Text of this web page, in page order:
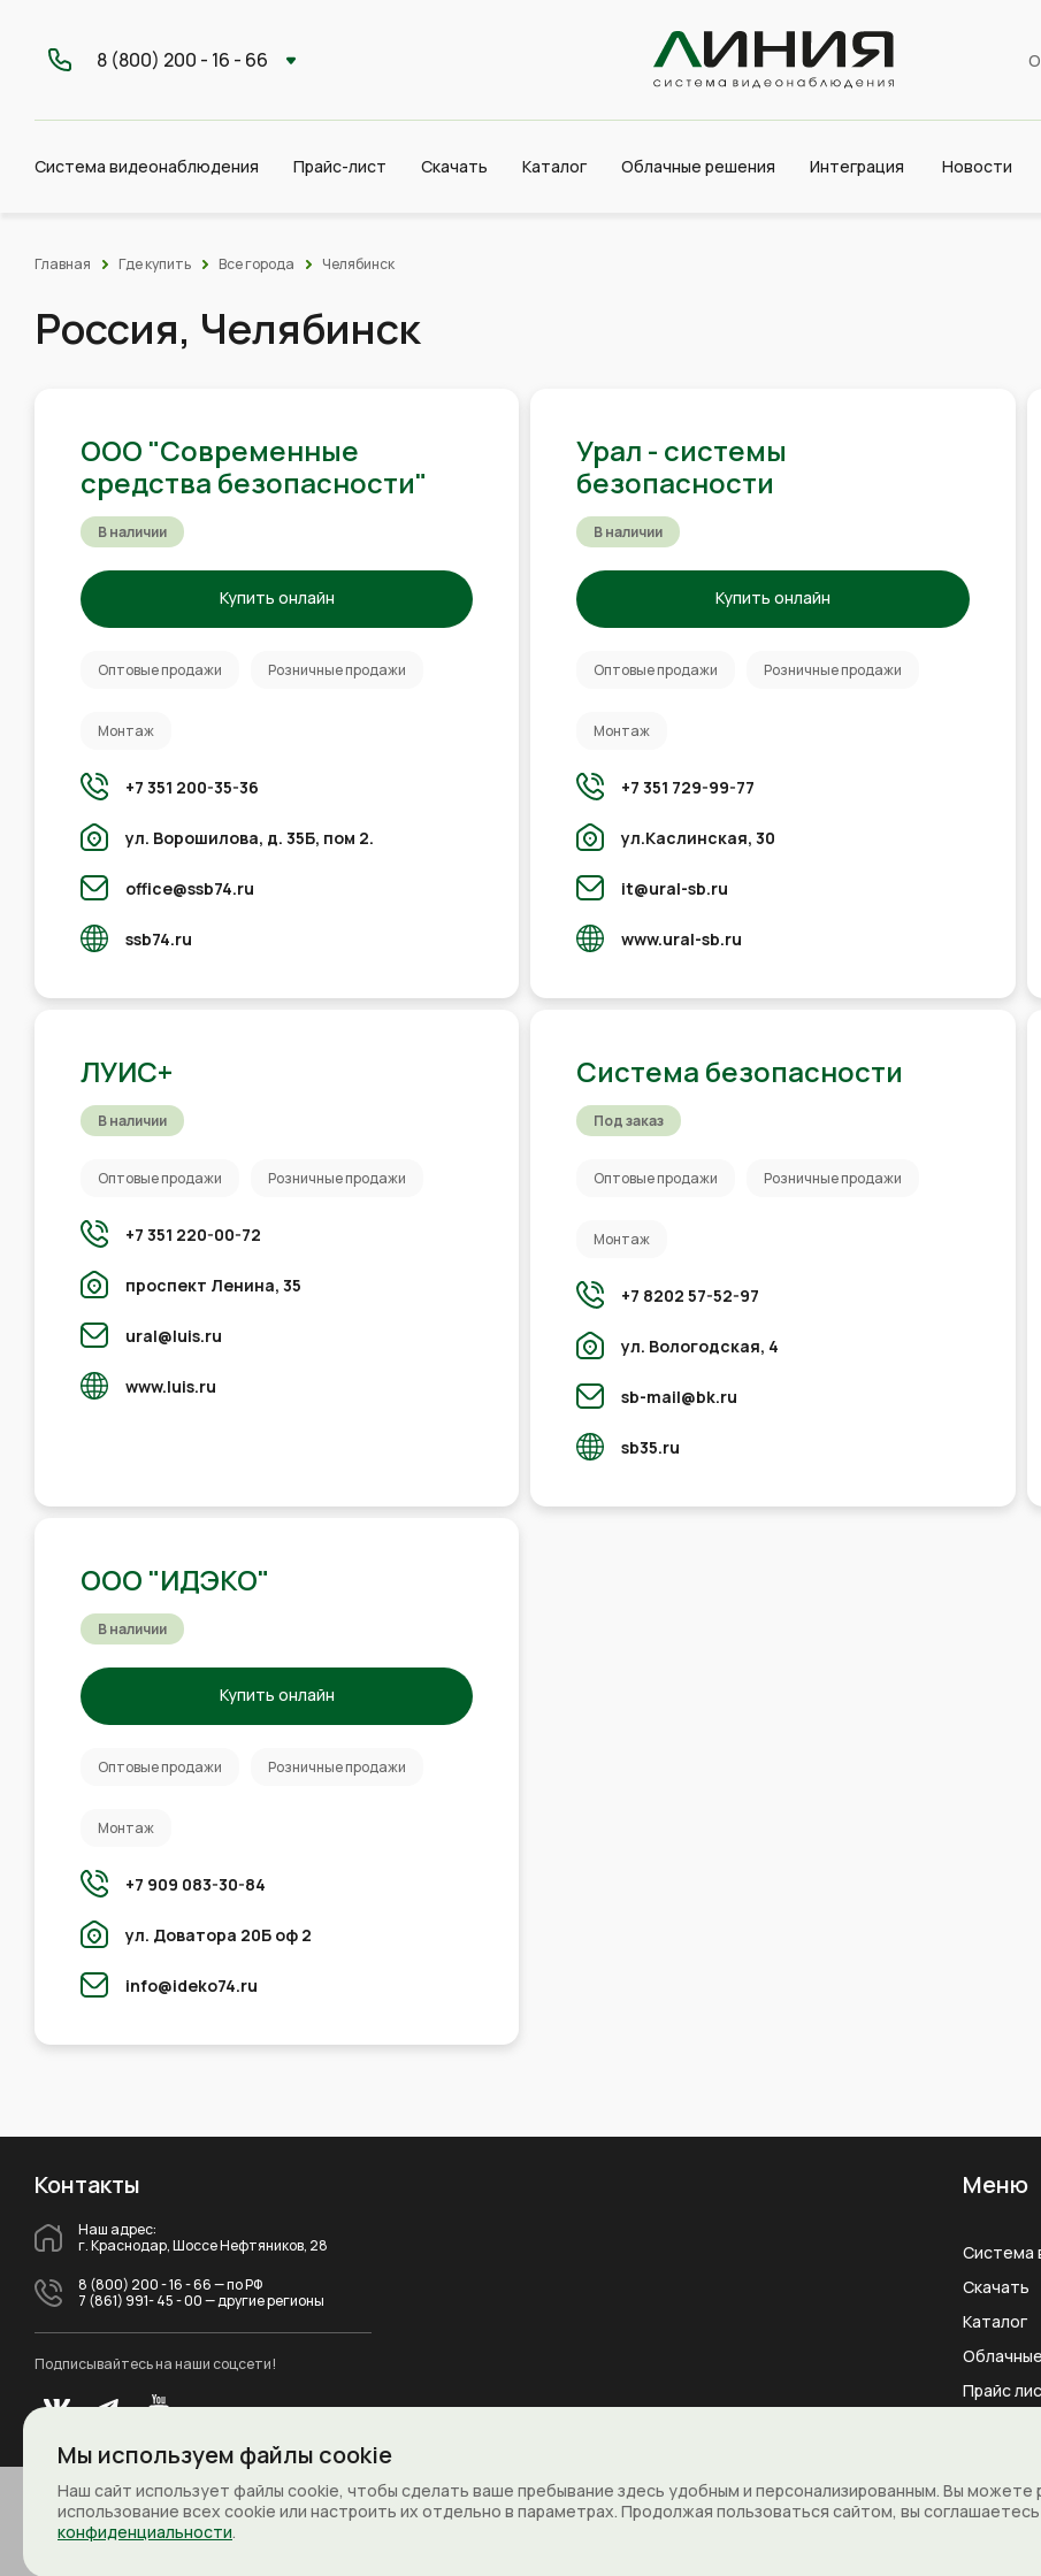
8 (800) 200 - 16 - 66
Система видеонаблюдения Прайс-лист Скачать Каталог Облачные решения Интеграция Новости
Главная Где купить Все города Челябинск
Россия, Челябинск
ООО "Современные
средства безопасности"
В наличии
Купить онлайн
Оптовые продажи Розничные продажи
Монтаж
+7 351 200-35-36
ул. Ворошилова, д. 35Б, пом 2.
office@ssb74.ru
ssb74.ru
Урал - системы
безопасности
В наличии
Купить онлайн
Оптовые продажи Розничные продажи
Монтаж
+7 351 729-99-77
ул.Каслинская, 30
it@ural-sb.ru
www.ural-sb.ru
ЛУИС+
В наличии
Оптовые продажи Розничные продажи
+7 351 220-00-72
проспект Ленина, 35
ural@luis.ru
www.luis.ru
Система безопасности
Под заказ
Оптовые продажи Розничные продажи
Монтаж
+7 8202 57-52-97
ул. Вологодская, 4
sb-mail@bk.ru
sb35.ru
ООО "ИДЭКО"
В наличии
Купить онлайн
Оптовые продажи Розничные продажи
Монтаж
+7 909 083-30-84
ул. Доватора 20Б оф 2
info@ideko74.ru
Контакты
Наш адрес:
г. Краснодар, Шоссе Нефтяников, 28
8 (800) 200 - 16 - 66— по РФ
7 (861) 991- 45 - 00— другие регионы
Подписывайтесь на наши соцсети!
Меню
Система
Скачать
Каталог
Прайс
© 2011 - 2026. Линия- IP видеонаблюдение
Все права защищены
Политика конфиденциальности
Мы используем файлы cookie
Наш сайт использует файлы cookie, чтобы сделать ваше пребывание здесь удобным и персонализированным. Вы можете
использование всех cookie или настроить их отдельно в параметрах. Продолжая пользоваться сайтом, вы
конфиденциальности.